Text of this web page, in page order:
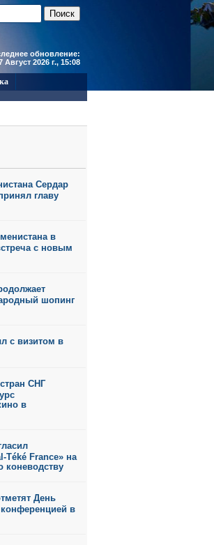
обновление:
Август 2026 г., 15:08
Сердар
главу
в
с новым
шопинг
с визитом в
СНГ
в
Téké France» на
коневодству
День
в